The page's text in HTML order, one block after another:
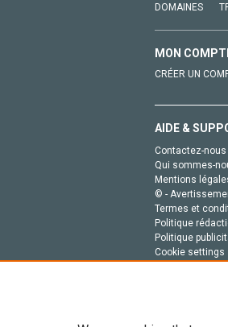
DOMAINES
MON
CRÉER UN
AIDE &
Contactez-nous
Qui sommes-
Mentions
© -
Termes et
Politique
Politique
Cookie settings